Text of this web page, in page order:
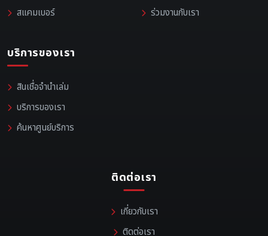
สแคมเบอร์
ร่วมงานกับเรา
บริการของเรา
สินเชื่อจำนำเล่ม
บริการของเรา
ค้นหาศูนย์บริการ
ติดต่อเรา
เกี่ยวกับเรา
ติดต่อเรา